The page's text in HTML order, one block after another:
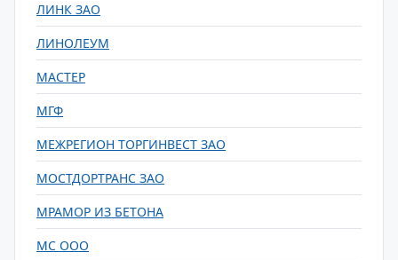
ЛИНК ЗАО
ЛИНОЛЕУМ
МАСТЕР
МГФ
МЕЖРЕГИОН ТОРГИНВЕСТ ЗАО
МОСТДОРТРАНС ЗАО
МРАМОР ИЗ БЕТОНА
МС ООО